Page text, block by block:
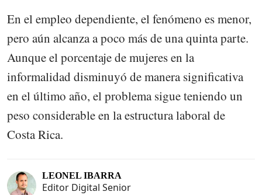
En el empleo dependiente, el fenómeno es menor,
pero aún alcanza a poco más de una quinta parte.
Aunque el porcentaje de mujeres en la
informalidad disminuyó de manera significativa
en el último año, el problema sigue teniendo un
peso considerable en la estructura laboral de
Costa Rica.
LEONEL IBARRA
Editor Digital Senior